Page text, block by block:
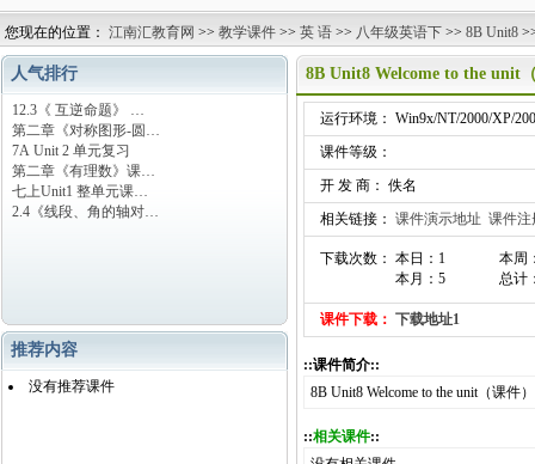
您现在的位置： 江南汇教育网 >> 教学课件 >> 英 语 >> 八年级英语下 >> 8B Unit8
人气排行
12.3《 互逆命题》 …
第二章《对称图形-圆…
7A Unit 2 单元复习
第二章《有理数》课…
七上Unit1 整单元课…
2.4《线段、角的轴对…
推荐内容
没有推荐课件
8B Unit8 Welcome to the unit
运行环境： Win9x/NT/2000/XP/
课件等级：
开 发 商： 佚名
相关链接： 课件演示地址 课件注
下载次数： 本日：1
本月：5
本周
总计
课件下载： 下载地址1
::课件简介::
8B Unit8 Welcome to the unit（课件）
::相关课件::